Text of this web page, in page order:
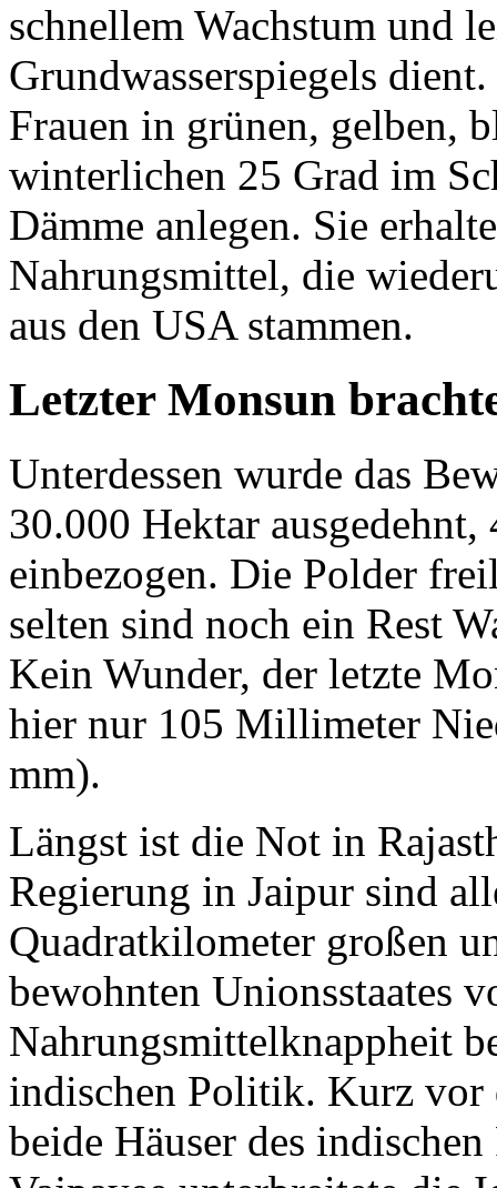
schnellem Wachstum und
Grundwasserspiegels
Frauen in grünen, gelben,
winterlichen 25 Grad im
Dämme anlegen. Sie
Nahrungsmittel, die
aus den USA stammen.
Letzter Monsun
Unterdessen wurde das
30.000 Hektar
einbezogen. Die Polder
selten sind noch ein Rest
Kein Wunder, der letzte
hier nur 105 Millimeter
mm).
Längst ist die Not in
Regierung in Jaipur sind
Quadratkilometer großen
bewohnten Unionsstaates
Nahrungsmittelknappheit
indischen Politik. Kurz vor
beide Häuser des